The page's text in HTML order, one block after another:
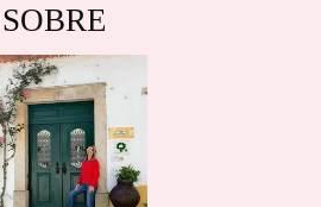
SOBRE